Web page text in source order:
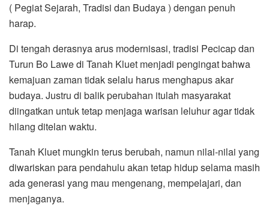
( Pegiat Sejarah, Tradisi dan Budaya ) dengan penuh
harap.
Di tengah derasnya arus modernisasi, tradisi Pecicap dan
Turun Bo Lawe di Tanah Kluet menjadi pengingat bahwa
kemajuan zaman tidak selalu harus menghapus akar
budaya. Justru di balik perubahan itulah masyarakat
diingatkan untuk tetap menjaga warisan leluhur agar tidak
hilang ditelan waktu.
Tanah Kluet mungkin terus berubah, namun nilai-nilai yang
diwariskan para pendahulu akan tetap hidup selama masih
ada generasi yang mau mengenang, mempelajari, dan
menjaganya.